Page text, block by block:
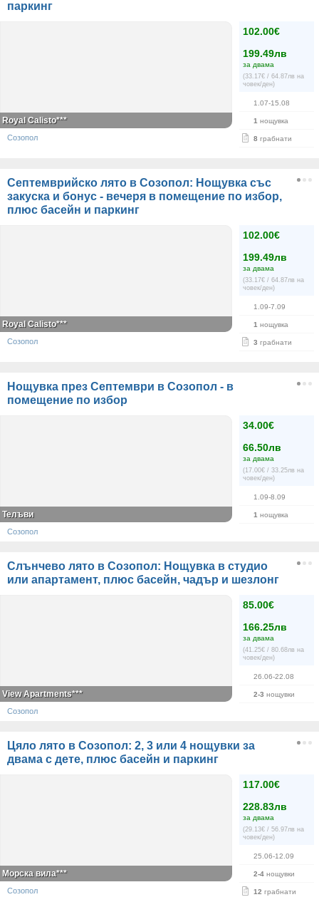
паркинг
102.00€
199.49лв
за двама
(33.17€ / 64.87лв на
човек/ден)
1.07-15.08
1 нощувка
8 грабнати
Royal Calisto***
Созопол
Септемврийско лято в Созопол: Нощувка със
закуска и бонус - вечеря в помещение по избор,
плюс басейн и паркинг
102.00€
199.49лв
за двама
(33.17€ / 64.87лв на
човек/ден)
1.09-7.09
1 нощувка
3 грабнати
Royal Calisto***
Созопол
Нощувка през Септември в Созопол - в
помещение по избор
34.00€
66.50лв
за двама
(17.00€ / 33.25лв на
човек/ден)
1.09-8.09
1 нощувка
Телъви
Созопол
Слънчево лято в Созопол: Нощувка в студио
или апартамент, плюс басейн, чадър и шезлонг
85.00€
166.25лв
за двама
(41.25€ / 80.68лв на
човек/ден)
26.06-22.08
2-3 нощувки
View Apartments***
Созопол
Цяло лято в Созопол: 2, 3 или 4 нощувки за
двама с дете, плюс басейн и паркинг
117.00€
228.83лв
за двама
(29.13€ / 56.97лв на
човек/ден)
25.06-12.09
2-4 нощувки
12 грабнати
Морска вила***
Созопол